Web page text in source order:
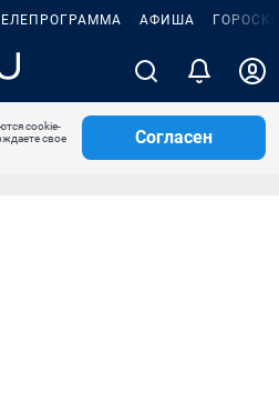
АФИША
cookie-
свое
Согласен